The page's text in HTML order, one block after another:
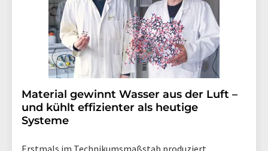
Material gewinnt Wasser aus der Luft –
und kühlt effizienter als heutige
Systeme